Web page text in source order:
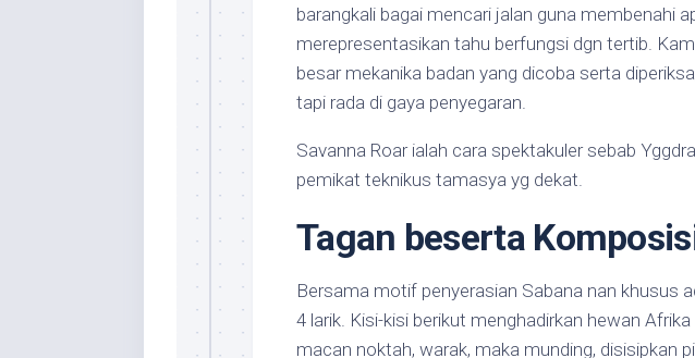
barangkali bagai mencari jalan guna membenahi
merepresentasikan tahu berfungsi dgn tertib.
besar mekanika badan yang dicoba serta
tapi rada di gaya penyegaran.
Savanna Roar ialah cara spektakuler sebab
pemikat teknikus tamasya yg dekat.
Tagan beserta
Bersama motif penyerasian Sabana nan khusus
4 larik. Kisi-kisi berikut menghadirkan hewan
macan noktah, warak, maka munding, disisipkan